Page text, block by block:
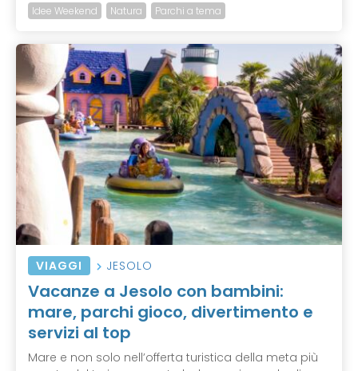
Idee Weekend Natura Parchi a tema
VIAGGI JESOLO
Vacanze a Jesolo con bambini:
mare, parchi gioco, divertimento e
servizi al top
Mare e non solo nell’offerta turistica della meta più